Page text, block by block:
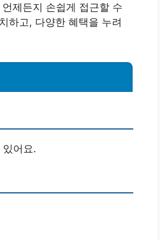
제든지 손쉽게 접근할 수
하고, 다양한 혜택을 누려
어요.